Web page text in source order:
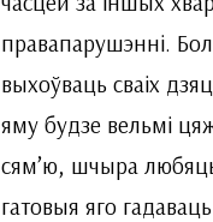
правапарушэнні.
выхоўваць сваіх
яму будзе вельмі
сям’ю, шчыра
гатовыя яго